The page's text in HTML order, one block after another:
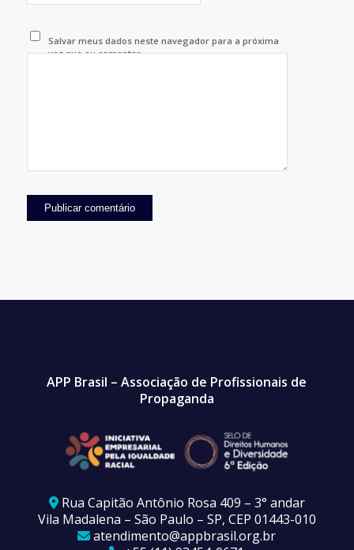
Salvar meus dados neste navegador para a próxima
vez que eu comentar.
APP Brasil – Associação de Profissionais de
Propaganda
Rua Capitão Antônio Rosa 409 – 3° andar
Vila Madalena – São Paulo – SP, CEP 01443-010
atendimento@appbrasil.org.br